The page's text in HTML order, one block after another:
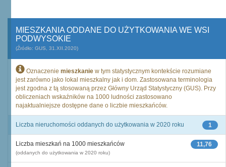
MIESZKANIA ODDANE DO UŻYTKOWANIA WE WSI
PODWYSOKIE
(Źródło: GUS, 31.XII.2020)
Oznaczenie mieszkanie w tym statystycznym kontekście rozumiane
jest zarówno jako lokal mieszkalny jak i dom. Zastosowana terminologia
jest zgodna z tą stosowaną przez Główny Urząd Statystyczny (GUS). Przy
obliczeniach wskaźników na 1000 ludności zastosowano
najaktualniejsze dostępne dane o liczbie mieszkańców.
1
Liczba nieruchomości oddanych do użytkowania w 2020 roku
11,76
Liczba mieszkań na 1000 mieszkańców
(oddanych do użytkowania w 2020 roku)